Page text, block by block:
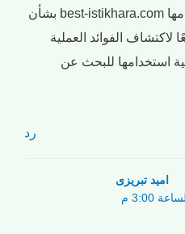
أنا ممتن جدًا للنصيحة التي يقدمها best-istikhara.com بشأن
لاكتشاف الفوائد العملية
استخدامها للبحث عن
رد
امید تبریزی